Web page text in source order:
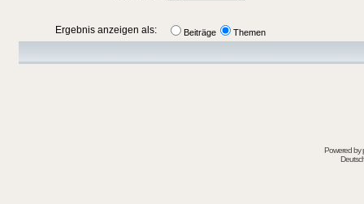
Ergebnis anzeigen als: Beiträge Themen
Powered by